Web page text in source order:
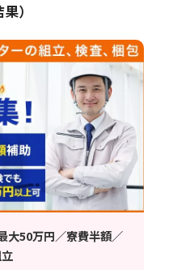
）
大50万円／寮費半額／